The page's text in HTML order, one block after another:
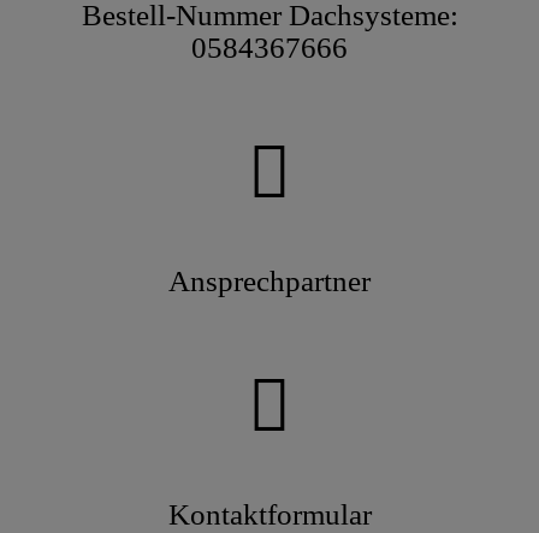
Bestell-Nummer Dachsysteme:
0584367666
Ansprechpartner
Kontaktformular